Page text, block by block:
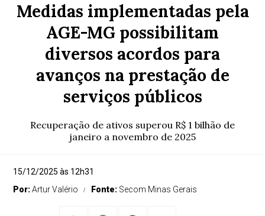
Medidas implementadas pela
AGE-MG possibilitam
diversos acordos para
avanços na prestação de
serviços públicos
Recuperação de ativos superou R$ 1 bilhão de
janeiro a novembro de 2025
15/12/2025 às 12h31
Por:Artur Valério Fonte: Secom Minas Gerais